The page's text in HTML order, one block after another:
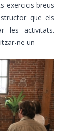
exercicis breus
que els
les activitats.
ne un.